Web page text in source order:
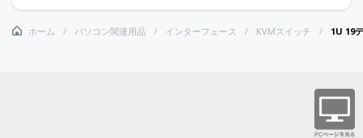
ホーム パソコン関連用品 インターフェース KVMスイッチ 1U 19